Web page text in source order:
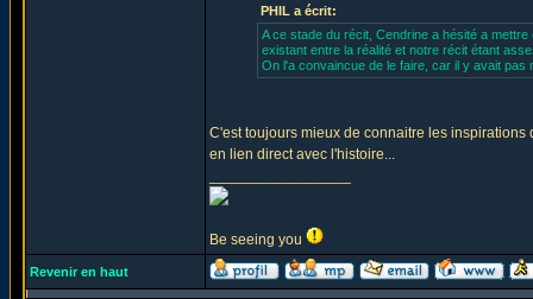
PHIL a écrit:
A ce stade du récit, Cendrine a hésité a
existant entre la réalité et notre récit étant
On l'a convaincue de le faire, car il y avait pas
C'est toujours mieux de connaitre les
en lien direct avec l'histoire...
Be seeing you
Revenir en haut